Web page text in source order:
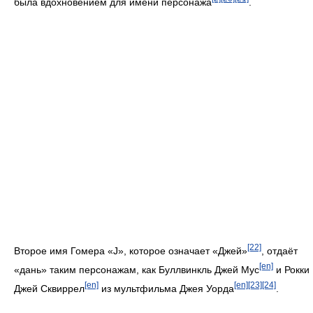
Второе имя Гомера «J», которое означает «Джей»[22]
, отдаёт
«дань» таким персонажам, как Буллвинкль Джей Мус[en] и Рокки
Джей Сквиррел[en] из мультфильма Джея Уорда[en][23][24]